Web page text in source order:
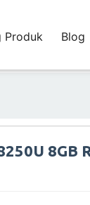
Produk Blog
8GB